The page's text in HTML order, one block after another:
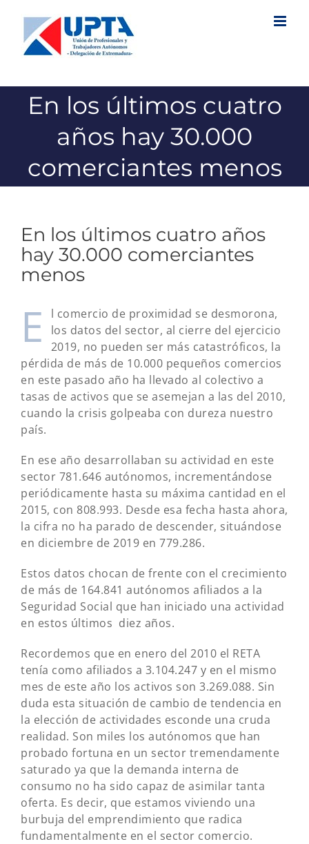
contenido
En los últimos cuatro
años hay 30.000
comerciantes menos
En los últimos cuatro años
hay 30.000 comerciantes
menos
E
l comercio de proximidad se desmorona,
los datos del sector, al cierre del ejercicio
2019, no pueden ser más catastróficos, la
pérdida de más de 10.000 pequeños comercios
en este pasado año ha llevado al colectivo a
tasas de activos que se asemejan a las del 2010,
cuando la crisis golpeaba con dureza nuestro
país.
En ese año desarrollaban su actividad en este
sector 781.646 autónomos, incrementándose
periódicamente hasta su máxima cantidad en el
2015, con 808.993. Desde esa fecha hasta ahora,
la cifra no ha parado de descender, situándose
en diciembre de 2019 en 779.286.
Estos datos chocan de frente con el crecimiento
de más de 164.841 autónomos afiliados a la
Seguridad Social que han iniciado una actividad
en estos últimos diez años.
Recordemos que en enero del 2010 el RETA
tenía como afiliados a 3.104.247 y en el mismo
mes de este año los activos son 3.269.088. Sin
duda esta situación de cambio de tendencia en
la elección de actividades esconde una cruda
realidad. Son miles los autónomos que han
probado fortuna en un sector tremendamente
saturado ya que la demanda interna de
consumo no ha sido capaz de asimilar tanta
oferta. Es decir, que estamos viviendo una
burbuja del emprendimiento que radica
fundamentalmente en el sector comercio.